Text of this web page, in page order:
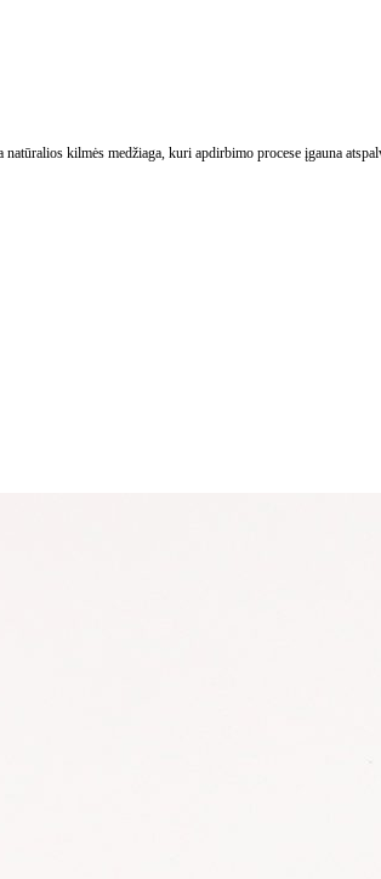
kilmės medžiaga, kuri apdirbimo procese įgauna